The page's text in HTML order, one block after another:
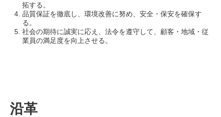
拓する。
品質保証を徹底し、環境改善に努め、安全・保安を確保す
る。
社会の期待に誠実に応え、法令を遵守して、顧客・地域・従
業員の満足度を向上させる。
沿革